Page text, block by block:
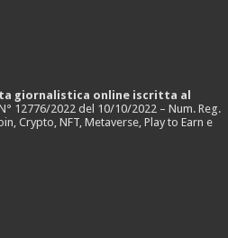
giornalistica online iscritta al
12776/2022 del 10/10/2022 – Num. Reg.
Crypto, NFT, Metaverse, Play to Earn e